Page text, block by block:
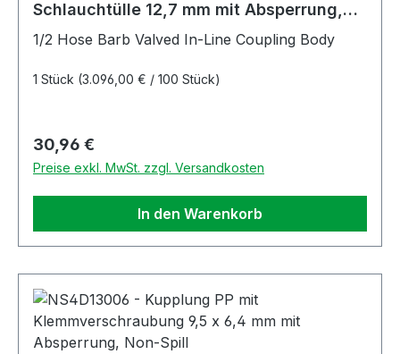
Schlauchtülle 12,7 mm mit Absperrung,
1/2 Hose Barb Valved In-Line Coupling Body
1 Stück (3.096,00 € / 100 Stück)
Regulärer Preis:
30,96 €
Preise exkl. MwSt. zzgl. Versandkosten
In den Warenkorb